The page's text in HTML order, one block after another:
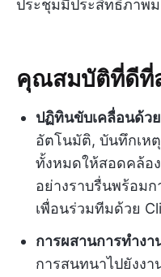
ประชุมมีประสิทธิภาพ
คุณสมบัติที่ดีที่
ปฏิทินขับเคลื่อนด้ว
อัตโนมัติ, บันทึกเห
ทั้งหมดให้สอดคล้อ
อย่างราบรื่นพร้อม
เพื่อนร่วมทีมด้วย
การผสานการทำง
การสนทนาไปยังงา